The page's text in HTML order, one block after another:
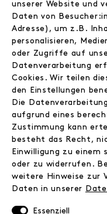
Store
Journal
Wir
Jobs
Instagram
Facebook
Kontakt
FAQ
Versand
Retoure
unserer Website und
Daten von
Adresse), um z.B.
personalisieren,
oder Zugriffe auf
Datenverarbeitung
Cookies. Wir teilen
den Einstellungen
Die
aufgrund eines
Zustimmung kann
besteht das Recht,
Einwilligung zu
oder zu widerrufen.
weitere Hinweise zur
Daten in unserer
Essenziell